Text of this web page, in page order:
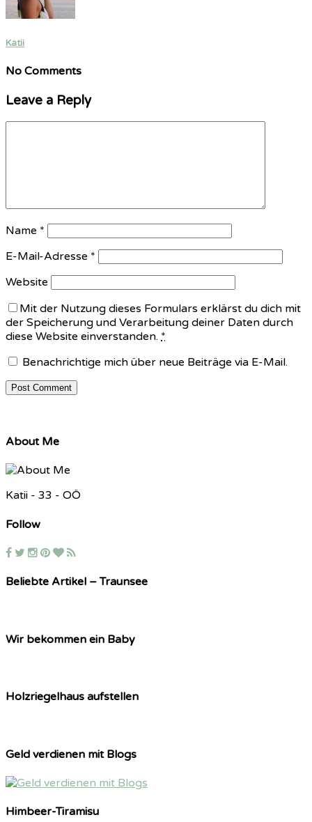
Katii
No Comments
Leave a Reply
Name *
E-Mail-Adresse *
Website
Mit der Nutzung dieses Formulars erklärst du dich mit
der Speicherung und Verarbeitung deiner Daten durch
diese Website einverstanden. *
Benachrichtige mich über neue Beiträge via E-Mail.
About Me
Katii - 33 - OÖ
Follow
Beliebte Artikel – Traunsee
Wir bekommen ein Baby
Holzriegelhaus aufstellen
Geld verdienen mit Blogs
Himbeer-Tiramisu